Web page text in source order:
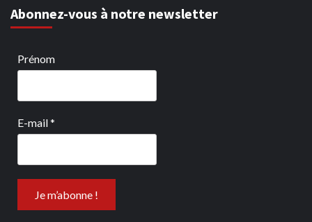
Abonnez-vous à notre newsletter
Prénom
E-mail*